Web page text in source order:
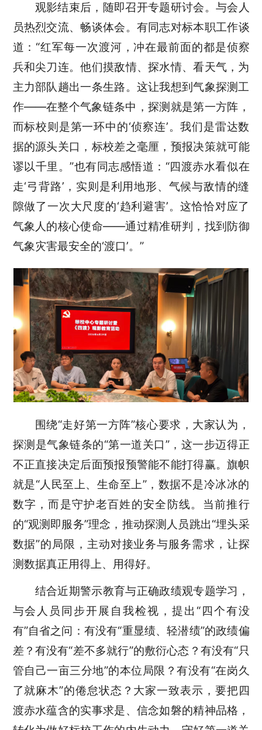
观影结束后，随即召开专题研讨会。与会 人
员热烈交流、 畅谈体会。 有同志对标本职工作谈
道： “红军每一次渡河，冲在最前面的都是侦察
兵和尖刀连。他们摸敌情、探水情、看天气，为
主力部队趟出一条生路。这让我想到气象探测工
作——在整个气象链条中，探测就是第一方阵，
而标校则是第一环中的‘侦察连’。我们是雷达数
据的源头关口 ，标校差之毫厘， 预报决策就可能
谬以千里。”也有同志感悟道： “四渡赤水看似在
走‘弓背路’，实则是利用地形、气候与敌情的缝
隙做了一次大尺度的‘趋利避害’。这恰恰对应了
气象人的核心使命——通过精准研判，找到防御
气象灾害最安全的‘渡口’。”
围绕“走好第一方阵”核心要求 ，大家认为，
探测是气象链条的“第一道关口”，这一步迈得正
不正直接决定后面预报预警能不能打得赢。旗帜
就是“人民至上、生命至上”，数据不是冷冰冰的
数字，而是守护老百姓的安全防线。当前推行
的“观测即服务”理念 ， 推动探测人员跳出“埋头采
数据”的局限 ，主动对接业务与服务需求，让探
测数据真正用得上、用得好。
结合近期警示教育与正确政绩观专题学习，
与会人员同步开展自我检视，提出 “四个有没
有”自省之问：有没有“重显绩、轻潜绩”的政绩偏
差？有没有“差不多就行”的敷衍心态？有没有“只
管自己一亩三分地”的本位局限？有没有“在岗久
了就麻木”的倦怠状态？大家一致表示，要把四
渡赤水蕴含的实事求是、信念如磐的精神品格，